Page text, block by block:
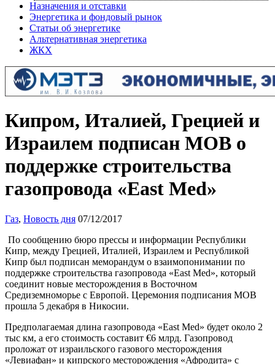
Назначения и отставки
Энергетика и фондовый рынок
Статьи об энергетике
Альтернативная энергетика
ЖКХ
Кипром, Италией, Грецией и
Израилем подписан МОВ о
поддержке строительства
газопровода «East Med»
Газ, Новость дня 07/12/2017
По сообщению бюро прессы и информации Республики
Кипр, между Грецией, Италией, Израилем и Республикой
Кипр был подписан меморандум о взаимопонимании по
поддержке строительства газопровода «East Med», который
соединит новые месторождения в Восточном
Средиземноморье с Европой. Церемония подписания МОВ
прошла 5 декабря в Никосии.
Предполагаемая длина газопровода «East Med» будет около 2
тыс км, а его стоимость составит €6 млрд. Газопровод
проложат от израильского газового месторождения
«Левиафан» и кипрского месторождения «Афродита» с